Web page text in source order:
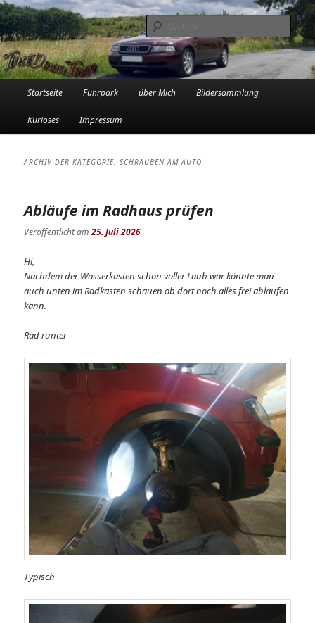
Zum
primären
Inhalt
springen
Zum
sekundären
Inhalt
springenTinadowntown
Die Audi-Schrauberin und ihre Erlebnisse in der Garage
Startseite Fuhrpark über Mich Bildersammlung
Kurioses Impressum
ARCHIV DER KATEGORIE:SCHRAUBEN AM AUTO
Abläufe im Radhaus prüfen
Veröffentlicht am25. Juli 2026
Hi,
Nachdem der Wasserkasten schon voller Laub war könnte man
auch unten im Radkasten schauen ob dort noch alles frei ablaufen
kann.
Rad runter
Typisch